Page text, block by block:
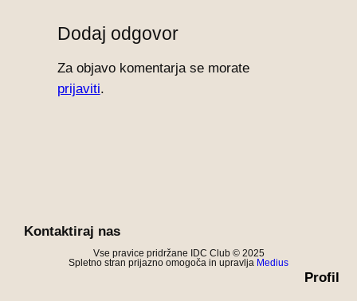
Dodaj odgovor
Za objavo komentarja se morate
prijaviti.
Kontaktiraj nas
Vse pravice pridržane IDC Club © 2025
Spletno stran prijazno omogoča in upravlja Medius
Profil